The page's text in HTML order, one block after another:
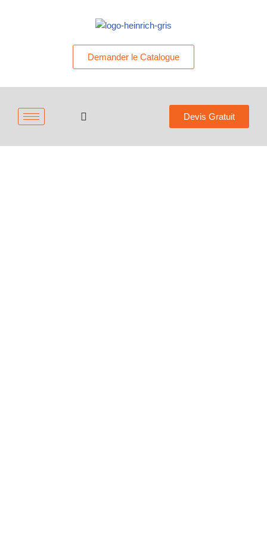
Demander le Catalogue
Devis Gratuit